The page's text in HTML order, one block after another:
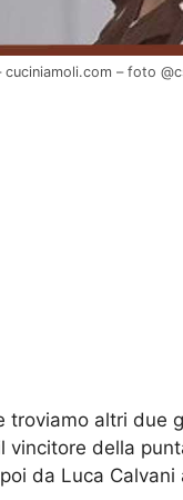
cuciniamoli.com – foto
troviamo altri due
vincitore della
da Luca